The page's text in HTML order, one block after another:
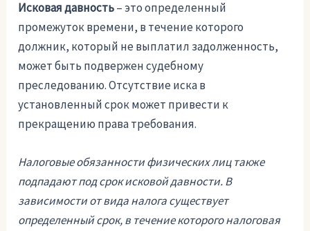
Исковая давность– это определенный
промежуток времени, в течение которого
должник, который не выплатил задолженность,
может быть подвержен судебному
преследованию. Отсутствие иска в
установленный срок может привести к
прекращению права требования.
Налоговые обязанности физических лиц также
подпадают под срок исковой давности. В
зависимости от вида налога существует
определенный срок, в течение которого налоговая